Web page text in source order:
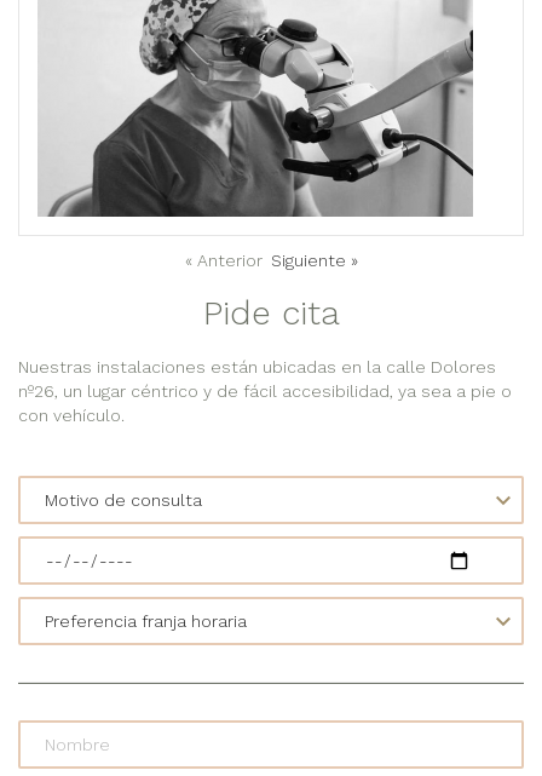
« Anterior Siguiente »
Pide cita
Nuestras instalaciones están ubicadas en la calle Dolores
nº26, un lugar céntrico y de fácil accesibilidad, ya sea a pie o
con vehículo.